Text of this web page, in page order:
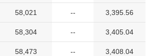
58,021 -- 3,395.56
58,304 -- 3,405.04
58,473 -- 3,408.04